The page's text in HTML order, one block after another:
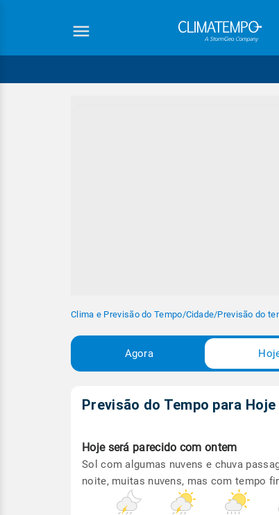
Clima e Previsão do Tempo/Cidade/Previsão do
Agora
Previsão do Tempo para Hoje
Hoje será parecido com ontem
Sol com algumas nuvens e chuva
noite, muitas nuvens, mas com tempo